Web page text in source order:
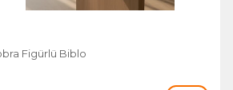
Figürlü Biblo